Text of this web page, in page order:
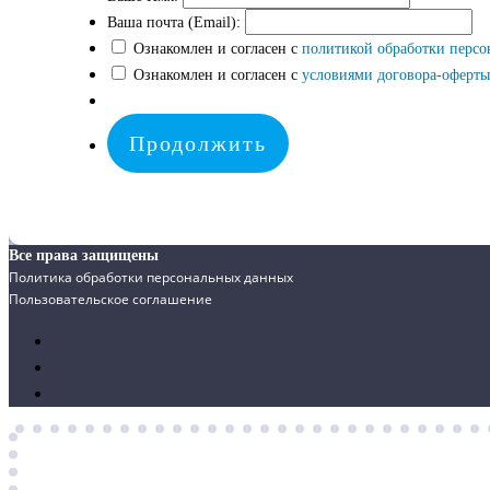
Ваша почта (Email):
Ознакомлен и согласен с политикой обработки
Ознакомлен и согласен с условиями договора-оферты
Все права защищены
Политика обработки персональных данных
Пользовательское соглашение